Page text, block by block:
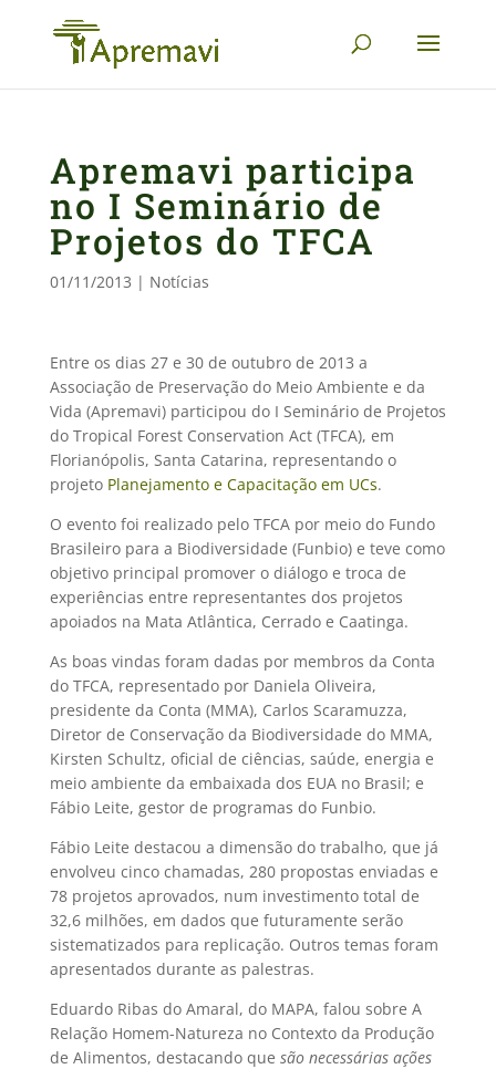
Apremavi participa
no I Seminário de
Projetos do TFCA
01/11/2013 | Notícias
Entre os dias 27 e 30 de outubro de 2013 a
Associação de Preservação do Meio Ambiente e da
Vida (Apremavi) participou do I Seminário de Projetos
do Tropical Forest Conservation Act (TFCA), em
Florianópolis, Santa Catarina, representando o
projeto  Planejamento e Capacitação em UCs.
O evento foi realizado pelo TFCA por meio do Fundo
Brasileiro para a Biodiversidade (Funbio) e teve como
objetivo principal promover o diálogo e troca de
experiências entre representantes dos projetos
apoiados na Mata Atlântica, Cerrado e Caatinga.
As boas vindas foram dadas por membros da Conta
do TFCA, representado por Daniela Oliveira,
presidente da Conta (MMA), Carlos Scaramuzza,
Diretor de Conservação da Biodiversidade do MMA,
Kirsten Schultz, oficial de ciências, saúde, energia e
meio ambiente da embaixada dos EUA no Brasil; e
Fábio Leite, gestor de programas do Funbio.
Fábio Leite destacou a dimensão do trabalho, que já
envolveu cinco chamadas, 280 propostas enviadas e
78 projetos aprovados, num investimento total de
32,6 milhões, em dados que futuramente serão
sistematizados para replicação. Outros temas foram
apresentados durante as palestras.
Eduardo Ribas do Amaral, do MAPA, falou sobre A
Relação Homem-Natureza no Contexto da Produção
de Alimentos, destacando que  são necessárias ações